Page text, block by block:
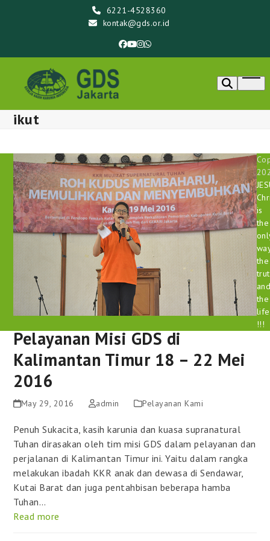
6221-4528360
kontak@gds.or.id
Facebook
YouTube
Instagram
Whatsapp
ikut
Pelayanan Misi GDS di
Kalimantan Timur 18 – 22 Mei
2016
May 29, 2016 admin Pelayanan Kami
Penuh Sukacita, kasih karunia dan kuasa supranatural
Tuhan dirasakan oleh tim misi GDS dalam pelayanan dan
perjalanan di Kalimantan Timur ini. Yaitu dalam rangka
melakukan ibadah KKR anak dan dewasa di Sendawar,
Kutai Barat dan juga pentahbisan beberapa hamba
Tuhan…
Read more
is
the
the
the
life
!!!